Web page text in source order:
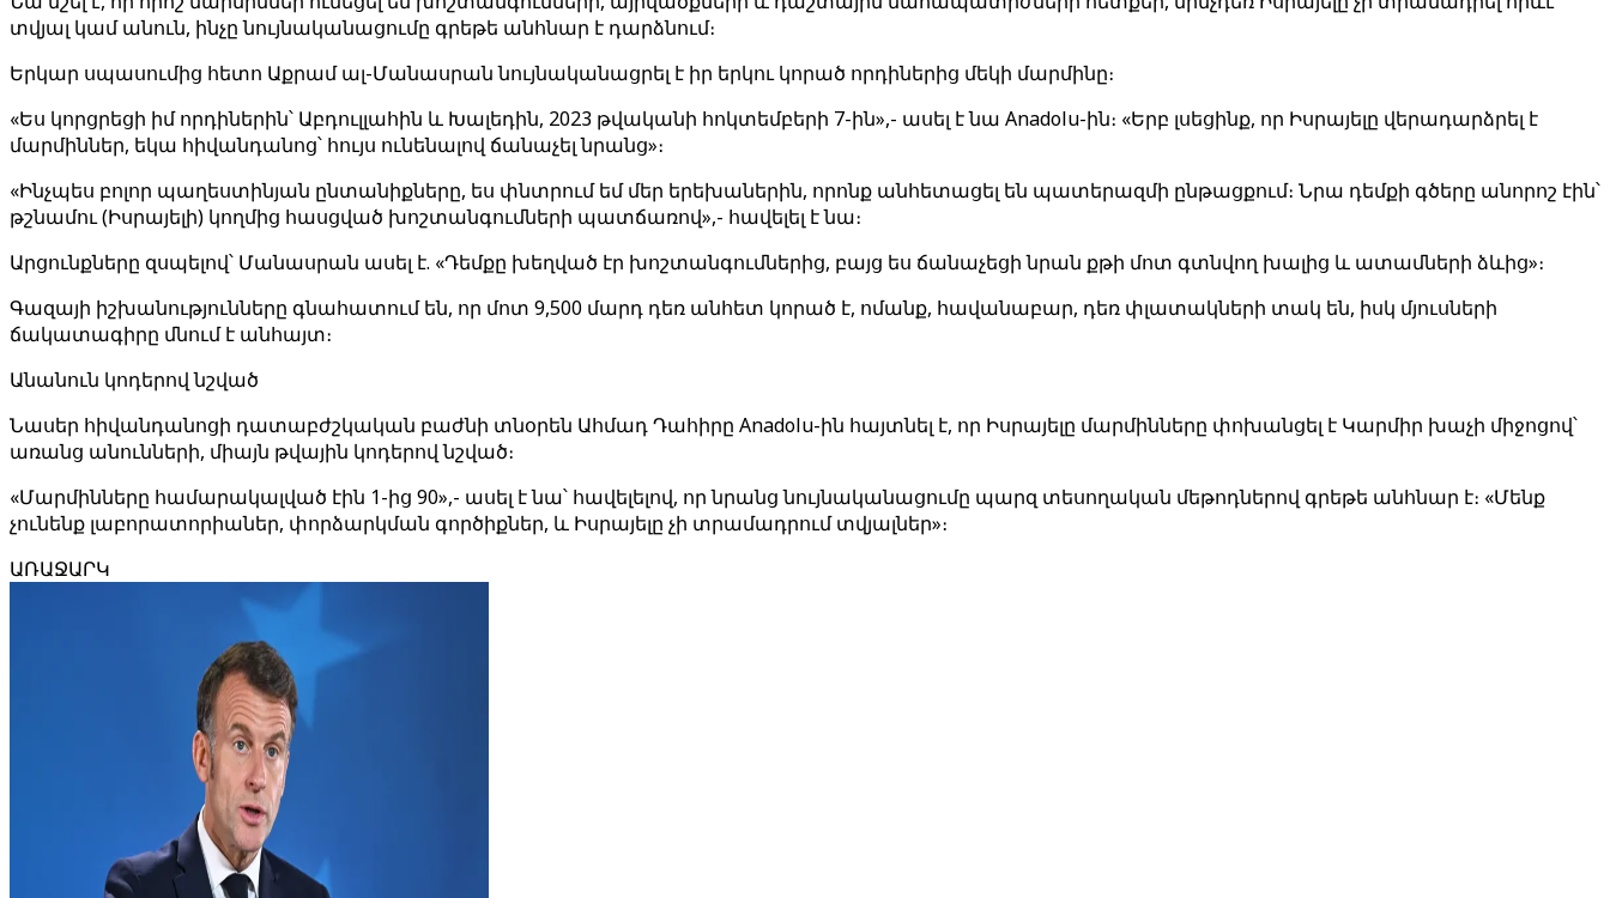
տվյալ կամ անուն, ինչը նույնականացումը գրեթե անհնար է դարձնում։
Երկար սպասումից հետո Աքրամ ալ-Մանասրան նույնականացրել է իր երկու կորած որդիներից մեկի մարմինը։
«Ես կորցրեցի իմ որդիներին՝ Աբդուլլահին և Խալեդին, 2023 թվականի հոկտեմբերի 7-ին»,- ասել է նա Anadolu-ին։ «Երբ լսեցինք, որ Իսրայելը վերադարձրել է
մարմիններ, եկա հիվանդանոց՝ հույս ունենալով ճանաչել նրանց»։
«Ինչպես բոլոր պաղեստինյան ընտանիքները, ես փնտրում եմ մեր երեխաներին, որոնք անհետացել են պատերազմի ընթացքում։ Նրա դեմքի գծերը անորոշ էին՝
թշնամու (Իսրայելի) կողմից հասցված խոշտանգումների պատճառով»,- հավելել է նա։
Արցունքները զսպելով՝ Մանասրան ասել է. «Դեմքը խեղված էր խոշտանգումներից, բայց ես ճանաչեցի նրան քթի մոտ գտնվող խալից և ատամների ձևից»։
Գազայի իշխանությունները գնահատում են, որ մոտ 9,500 մարդ դեռ անհետ կորած է, ոմանք, հավանաբար, դեռ փլատակների տակ են, իսկ մյուսների
ճակատագիրը մնում է անհայտ։
Անանուն կոդերով նշված
Նասեր հիվանդանոցի դատաբժշկական բաժնի տնօրեն Ահմադ Դահիրը Anadolu-ին հայտնել է, որ Իսրայելը մարմինները փոխանցել է Կարմիր խաչի միջոցով՝
առանց անունների, միայն թվային կոդերով նշված։
«Մարմինները համարակալված էին 1-ից 90»,- ասել է նա՝ հավելելով, որ նրանց նույնականացումը պարզ տեսողական մեթոդներով գրեթե անհնար է։ «Մենք
չունենք լաբորատորիաներ, փորձարկման գործիքներ, և Իսրայելը չի տրամադրում տվյալներ»։
ԱՌԱՋԱՐԿ